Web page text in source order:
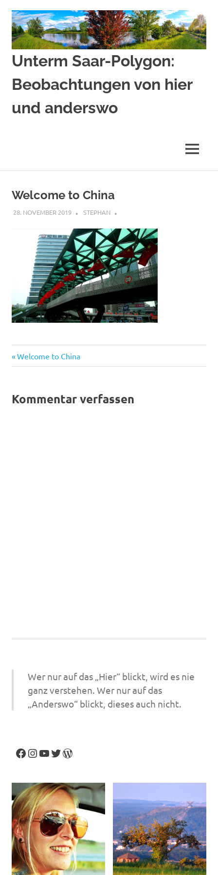
Inhalt
springen
Unterm Saar-Polygon:
Beobachtungen von hier
und anderswo
MENÜ
Welcome to China
28. NOVEMBER 2019 STEPHAN
Beitragsnavigation
Vorheriger
Beitrag:
Welcome to China
Kommentar verfassen
Wer nur auf das „Hier“ blickt, wird es nie
ganz verstehen. Wer nur auf das
„Anderswo“ blickt, dieses auch nicht.
Facebook
Instagram
YouTube
Twitter
WordPress